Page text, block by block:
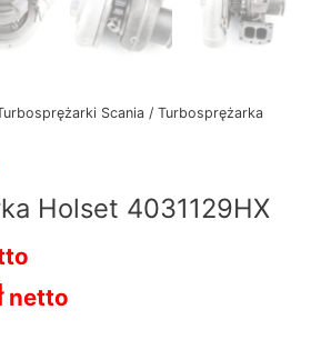
Scania / Turbosprężarka
Holset 4031129HX
netto